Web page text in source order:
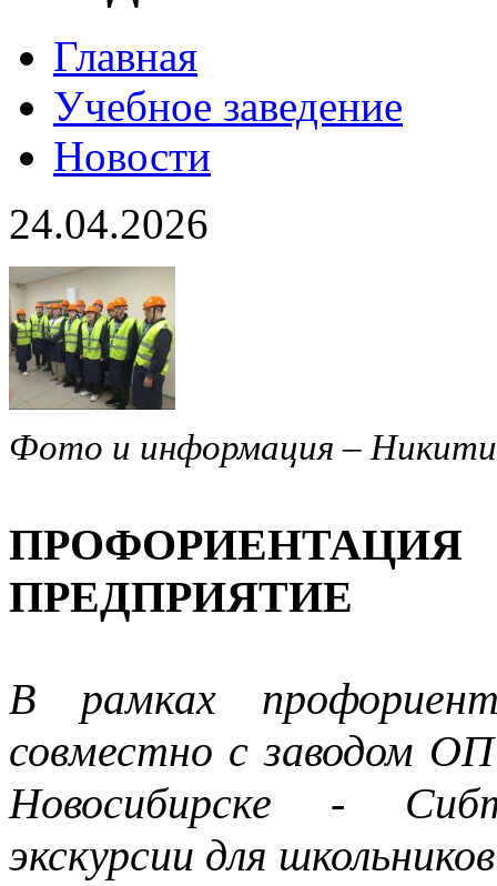
Главная
Учебное заведение
Новости
24.04.2026
Фото и информация –
ПРЕДПРИЯТИЕ
В рамках
совместно с заводом
Новосибирске -
экскурсии для